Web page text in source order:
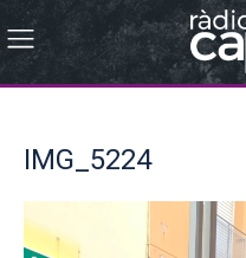
IMG_5224